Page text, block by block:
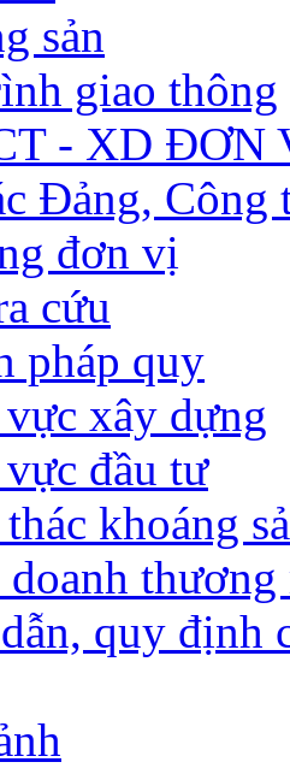
sản
giao thông
- XD ĐƠN
Đảng, Công
đơn vị
cứu
pháp quy
xây dựng
đầu tư
khoáng
thương
quy định